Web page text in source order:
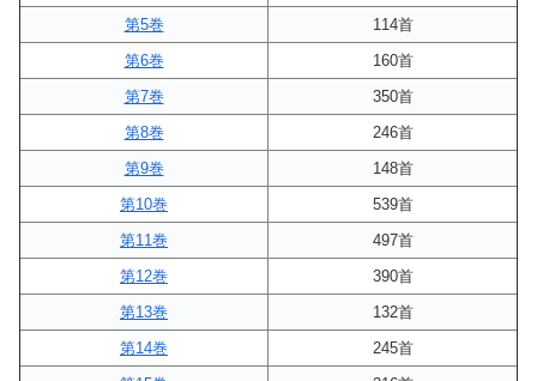
第5巻
114首
第6巻
160首
第7巻
350首
第8巻
246首
第9巻
148首
第10巻
539首
第11巻
497首
第12巻
390首
第13巻
132首
第14巻
245首